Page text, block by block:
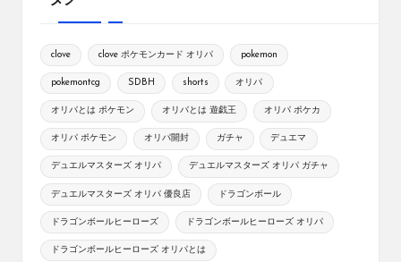
clove clove ポケモンカード オリパ pokemon
pokemontcg SDBH shorts オリパ
オリパとは ポケモン オリパとは 遊戯王 オリパ ポケカ
オリパ ポケモン オリパ開封 ガチャ デュエマ
デュエルマスターズ オリパ デュエルマスターズ オリパ ガチャ
デュエルマスターズ オリパ 優良店 ドラゴンボール
ドラゴンボールヒーローズ ドラゴンボールヒーローズ オリパ
ドラゴンボールヒーローズ オリパとは